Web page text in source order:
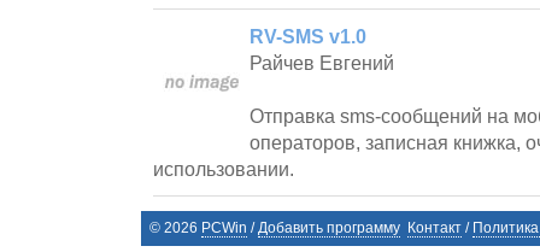
RV-SMS v1.0
Райчев Евгений
Отправка sms-сообщений на
операторов, записная книжка,
использовании.
© 2026 PCWin /Добавить программу Контакт /